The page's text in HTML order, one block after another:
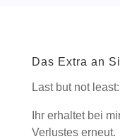
Das Extra an
Last but not least:
Ihr erhaltet bei
Verlustes erneut.